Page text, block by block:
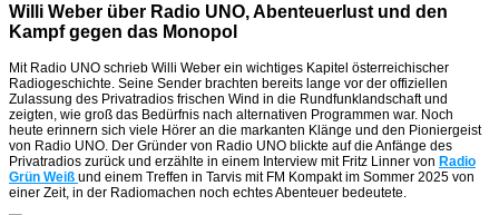
Willi Weber über Radio UNO, Abenteuerlust und den
Kampf gegen das Monopol
Mit Radio UNO schrieb Willi Weber ein wichtiges Kapitel österreichischer
Radiogeschichte. Seine Sender brachten bereits lange vor der offiziellen
Zulassung des Privatradios frischen Wind in die Rundfunklandschaft und
zeigten, wie groß das Bedürfnis nach alternativen Programmen war. Noch
heute erinnern sich viele Hörer an die markanten Klänge und den Pioniergeist
von Radio UNO. Der Gründer von Radio UNO blickte auf die Anfänge des
Privatradios zurück und erzählte in einem Interview mit Fritz Linner von Radio
Grün Weiß und einem Treffen in Tarvis mit FM Kompakt im Sommer 2025 von
einer Zeit, in der Radiomachen noch echtes Abenteuer bedeutete.